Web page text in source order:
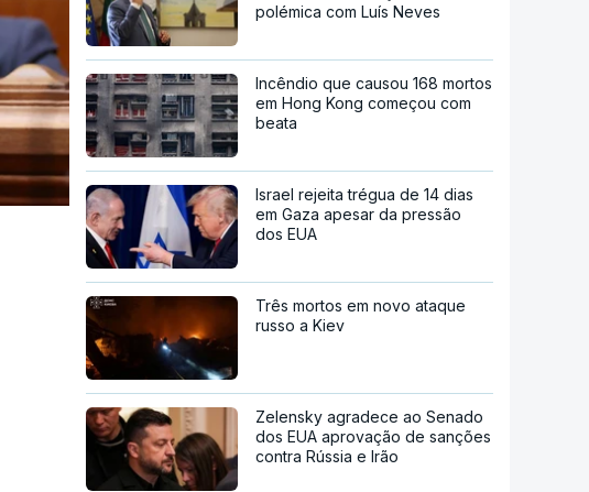
polémica com Luís Neves
Incêndio que causou 168 mortos
em Hong Kong começou com
beata
Israel rejeita trégua de 14 dias
em Gaza apesar da pressão
dos EUA
Três mortos em novo ataque
russo a Kiev
Zelensky agradece ao Senado
dos EUA aprovação de sanções
contra Rússia e Irão